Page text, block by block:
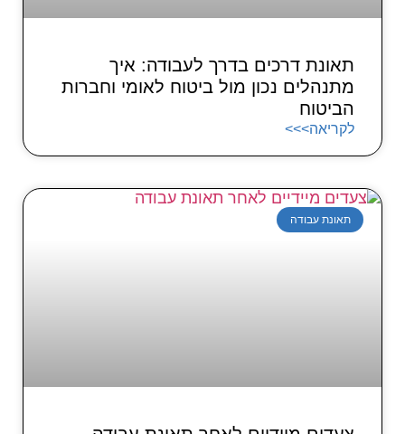
תאונת דרכים בדרך לעבודה: איך
מתנהלים נכון מול ביטוח לאומי וחברות
הביטוח
לקריאה>>>
תאונת עבודה